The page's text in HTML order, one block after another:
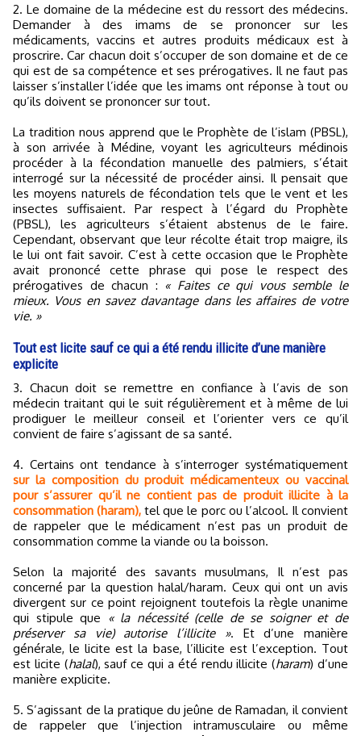
2. Le domaine de la médecine est du ressort des médecins.
Demander à des imams de se prononcer sur les
médicaments, vaccins et autres produits médicaux est à
proscrire. Car chacun doit s’occuper de son domaine et de ce
qui est de sa compétence et ses prérogatives. Il ne faut pas
laisser s’installer l’idée que les imams ont réponse à tout ou
qu’ils doivent se prononcer sur tout.
La tradition nous apprend que le Prophète de l’islam (PBSL),
à son arrivée à Médine, voyant les agriculteurs médinois
procéder à la fécondation manuelle des palmiers, s’était
interrogé sur la nécessité de procéder ainsi. Il pensait que
les moyens naturels de fécondation tels que le vent et les
insectes suffisaient. Par respect à l’égard du Prophète
(PBSL), les agriculteurs s’étaient abstenus de le faire.
Cependant, observant que leur récolte était trop maigre, ils
le lui ont fait savoir. C’est à cette occasion que le Prophète
avait prononcé cette phrase qui pose le respect des
prérogatives de chacun : « Faites ce qui vous semble le
mieux. Vous en savez davantage dans les affaires de votre
vie. »
Tout est licite sauf ce qui a été rendu illicite d’une manière
explicite
3. Chacun doit se remettre en confiance à l’avis de son
médecin traitant qui le suit régulièrement et à même de lui
prodiguer le meilleur conseil et l’orienter vers ce qu’il
convient de faire s’agissant de sa santé.
4. Certains ont tendance à s’interroger systématiquement
sur la composition du produit médicamenteux ou vaccinal
pour s’assurer qu’il ne contient pas de produit illicite à la
consommation (haram), tel que le porc ou l’alcool. Il convient
de rappeler que le médicament n’est pas un produit de
consommation comme la viande ou la boisson.
Selon la majorité des savants musulmans, Il n’est pas
concerné par la question halal/haram. Ceux qui ont un avis
divergent sur ce point rejoignent toutefois la règle unanime
qui stipule que
« la nécessité (celle de se soigner et de
préserver sa vie) autorise l’illicite ». Et d’une manière
générale, le licite est la base, l’illicite est l’exception. Tout
est licite (halal), sauf ce qui a été rendu illicite (haram) d’une
manière explicite.
5. S’agissant de la pratique du jeûne de Ramadan, il convient
de rappeler que l’injection intramusculaire ou même